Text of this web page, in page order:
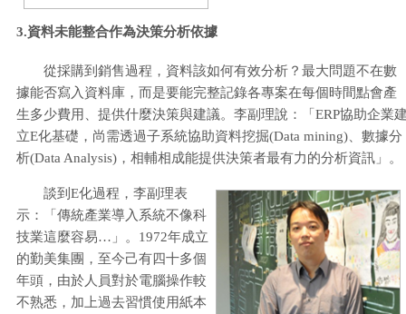
3.資料未能整合作為決策分析依據
從採購到銷售過程，資料該如何有效分析？最大問題不在數
據能否寫入資料庫，而是要能完整記錄各專案在每個時間點會產
生多少費用、提供什麼決策與建議。李副理說：「ERP協助企業
立E化基礎，尚需透過子系統協助資料挖掘(Data mining)、數據分
析(Data Analysis)，相輔相成能提供決策者最有力的分析資訊」。
談到E化過程，李副理表
示：「傳統產業導入系統不像科
技業這麼容易…」。1972年成立
的勤美集團，至今己有四十多個
年頭，由於人員對於電腦操作較
不熟悉，加上過去習慣使用紙本